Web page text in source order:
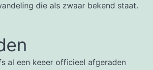
die als zwaar bekend staat.
al een keeer officieel afgeraden